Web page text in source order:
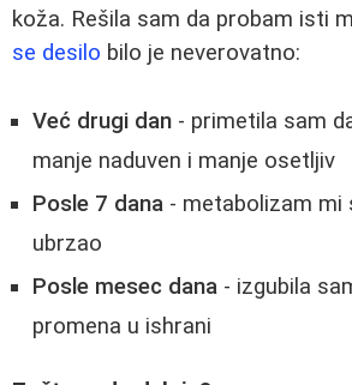
koža. Rešila sam da probam isti
se desilo bilo je neverovatno:
Već drugi dan - primetila sam
manje naduven i manje osetljiv
Posle 7 dana - metabolizam mi
ubrzao
Posle mesec dana - izgubila
promena u ishrani